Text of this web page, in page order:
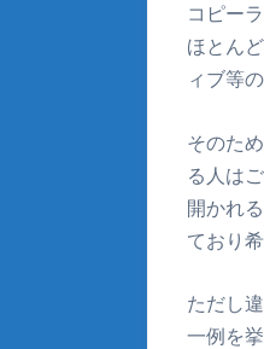
コピー
ほとん
ィブ等
そのた
る人は
開かれ
ており
ただし
一例を